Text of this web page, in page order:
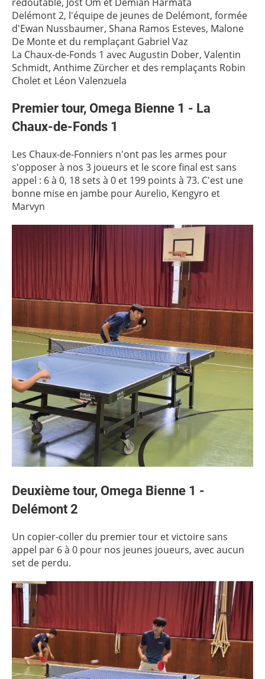
Delémont 2, l'équipe de jeunes de Delémont, formée
d'Ewan Nussbaumer, Shana Ramos Esteves, Malone
De Monte et du remplaçant Gabriel Vaz
La Chaux-de-Fonds 1 avec Augustin Dober, Valentin
Schmidt, Anthime Zürcher et des remplaçants Robin
Cholet et Léon Valenzuela
Premier tour, Omega Bienne 1 - La
Chaux-de-Fonds 1
Les Chaux-de-Fonniers n'ont pas les armes pour
s'opposer à nos 3 joueurs et le score final est sans
appel : 6 à 0, 18 sets à 0 et 199 points à 73. C'est une
bonne mise en jambe pour Aurelio, Kengyro et
Marvyn
Deuxième tour, Omega Bienne 1 -
Delémont 2
Un copier-coller du premier tour et victoire sans
appel par 6 à 0 pour nos jeunes joueurs, avec aucun
set de perdu.